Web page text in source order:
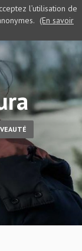
l’utilisation de
(En savoir